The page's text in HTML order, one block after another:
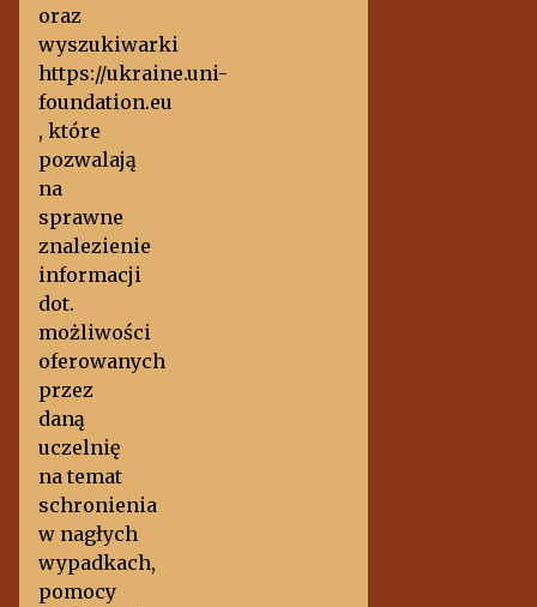
oraz
wyszukiwarki
https://ukraine.uni-
foundation.eu
, które
pozwalają
na
sprawne
znalezienie
informacji
dot.
możliwości
oferowanych
przez
daną
uczelnię
na temat
schronienia
w nagłych
wypadkach,
pomocy